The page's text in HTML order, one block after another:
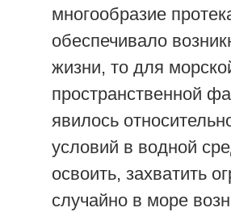
многообразие
обеспечивало
жизни, то для
пространственной
явилось
условий в водной
освоить, захватить
случайно в море